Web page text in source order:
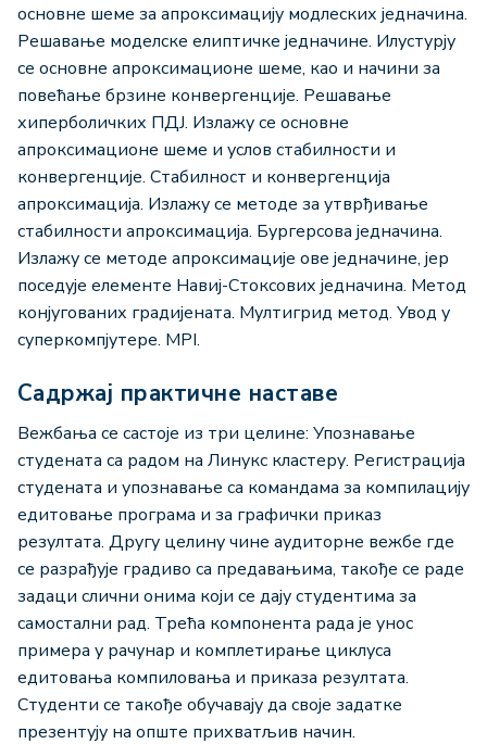
основне шеме за апроксимацију модлеских једначина.
Решавање моделске елиптичке једначине. Илустурју
се основне апроксимационе шеме, као и начини за
повећање брзине конвергенције. Решавање
хиперболичких ПДЈ. Излажу се основне
апроксимационе шеме и услов стабилности и
конвергенције. Стабилност и конвергенција
апроксимација. Излажу се методе за утврђивање
стабилности апроксимација. Бургерсова једначина.
Излажу се методе апроксимације ове једначине, јер
поседује елементе Навиј-Стоксових једначина. Метод
конјугованих градијената. Мултигрид метод. Увод у
суперкомпјутере. MPI.
Садржај практичне наставе
Вежбања се састоје из три целине: Упознавање
студената са радом на Линукс кластеру. Регистрација
студената и упознавање са командама за компилацију
едитовање програма и за графички приказ
резултата. Другу целину чине аудиторне вежбе где
се разрађује градиво са предавањима, такође се раде
задаци слични онима који се дају студентима за
самостални рад. Трећа компонента рада је унос
примера у рачунар и комплетирање циклуса
едитовања компиловања и приказа резултата.
Студенти се такође обучавају да своје задатке
презентују на опште прихватљив начин.